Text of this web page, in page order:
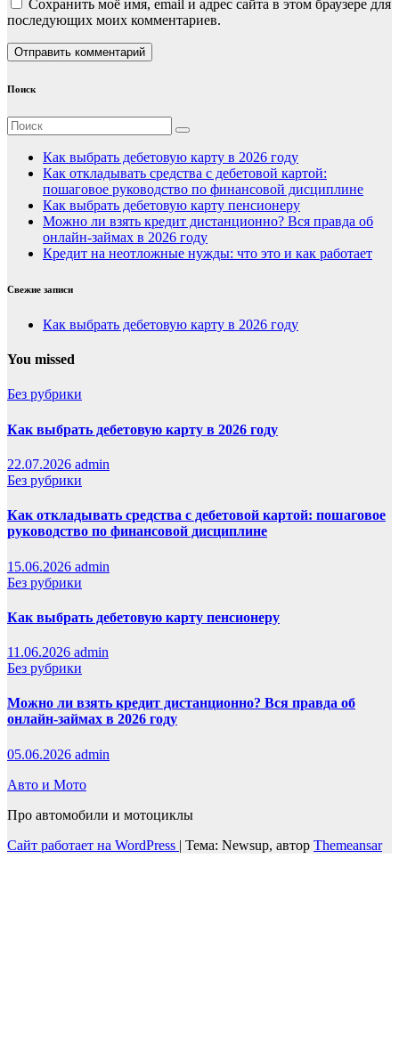
Сохранить моё имя, email и адрес сайта в этом браузере для
последующих моих комментариев.
Поиск
Как выбрать дебетовую карту в 2026 году
Как откладывать средства с дебетовой картой:
пошаговое руководство по финансовой дисциплине
Как выбрать дебетовую карту пенсионеру
Можно ли взять кредит дистанционно? Вся правда об
онлайн-займах в 2026 году
Кредит на неотложные нужды: что это и как работает
Свежие записи
Как выбрать дебетовую карту в 2026 году
You missed
Без рубрики
Как выбрать дебетовую карту в 2026 году
22.07.2026 admin
Без рубрики
Как откладывать средства с дебетовой картой: пошаговое
руководство по финансовой дисциплине
15.06.2026 admin
Без рубрики
Как выбрать дебетовую карту пенсионеру
11.06.2026 admin
Без рубрики
Можно ли взять кредит дистанционно? Вся правда об
онлайн-займах в 2026 году
05.06.2026 admin
Авто и Мото
Про автомобили и мотоциклы
Сайт работает на WordPress | Тема: Newsup, автор Themeansar